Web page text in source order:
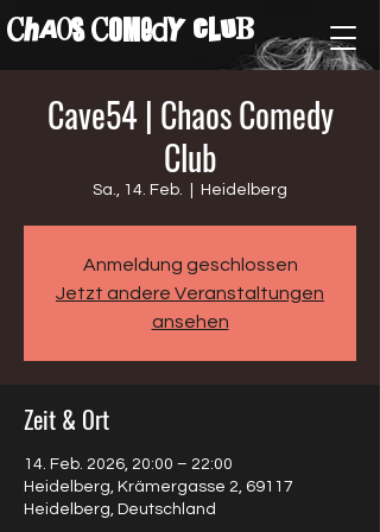
ChAos COMedY cLuB
Cave54 | Chaos Comedy
Club
Sa., 14. Feb. Heidelberg
Anmeldung geschlossen
Jetzt andere Veranstaltungen
ansehen
Zeit & Ort
14. Feb. 2026, 20:00 – 22:00
Heidelberg, Krämergasse 2, 69117
Heidelberg, Deutschland